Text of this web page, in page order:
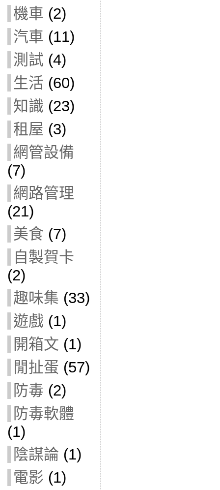
機車 (2)
汽車 (11)
測試 (4)
生活 (60)
知識 (23)
租屋 (3)
網管設備
(7)
網路管理
(21)
美食 (7)
自製賀卡
(2)
趣味集 (33)
遊戲 (1)
開箱文 (1)
閒扯蛋 (57)
防毒 (2)
防毒軟體
(1)
陰謀論 (1)
電影 (1)